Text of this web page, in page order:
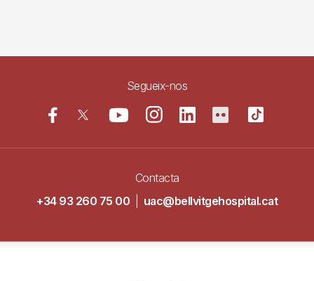
Segueix-nos
Contacta
+34 93 260 75 00
uac@bellvitgehospital.cat